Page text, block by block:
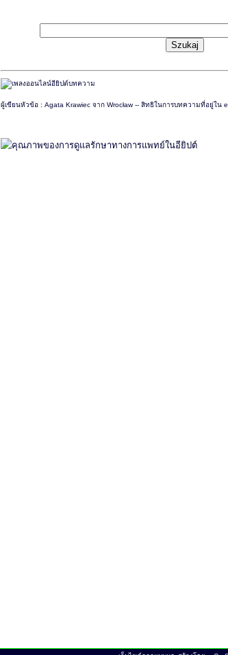
ผู้เขียนหัวข้อ : Agata Krawiec จาก Wrocław -- สิทธิในการบทความที่อยู่ใน